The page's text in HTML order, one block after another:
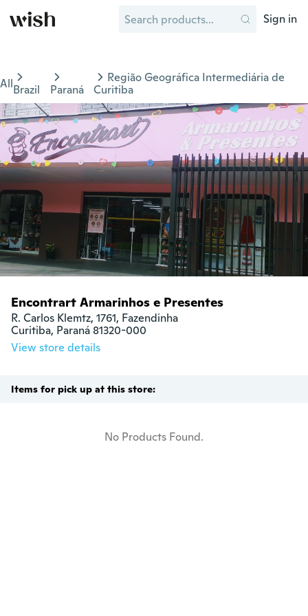
Sign in
AllBrazil Paraná
Região Geográfica Intermediária de
Curitiba
Encontrart Armarinhos e Presentes
R. Carlos Klemtz, 1761, Fazendinha
Curitiba, Paraná 81320-000
View store details
Items for pick up at this store:
No Products Found.